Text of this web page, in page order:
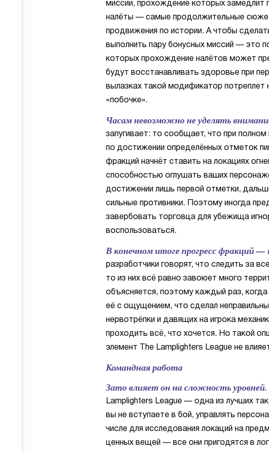
миссии, прохождение которых замедлит
налёты — самые продолжительные
продвижения по истории. А чтобы
выполнить пару бонусных миссий — это
которых прохождение налётов может
будут восстанавливать здоровье при
вылазках такой модификатор потреплет
«побочке».
Часам невозможно не уделять
запугивает: то сообщает, что при
по достижении определённых отметок
фракций начнёт ставить на локациях
способностью оглушать ваших
достижении лишь первой отметки,
сильные противники. Поэтому иногда
завербовать торговца для убежища
воспользоваться.
В конечном итоге прогресс фракций
разработчики говорят, что следить за
то из них всё равно завоюет много
объясняется, поэтому каждый раз,
её с ощущением, что сделал
нервотрёпки и давящих на игрока
проходить всё, что хочется. Но такой
элемент The Lamplighters League не
Командная работа
Зато влияет он на сложность
Lamplighters League — одна из лучших
вы не вступаете в бой, управлять
числе для исследования локаций на
ценных вещей — все они пригодятся в